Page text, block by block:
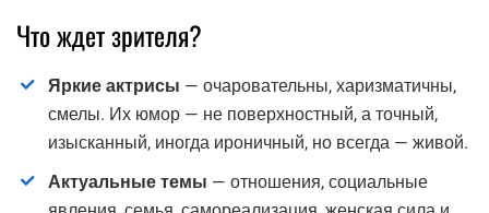
Что ждет зрителя?
Яркие актрисы — очаровательны, харизматичны,
смелы. Их юмор — не поверхностный, а точный,
изысканный, иногда ироничный, но всегда — живой.
Актуальные темы — отношения, социальные